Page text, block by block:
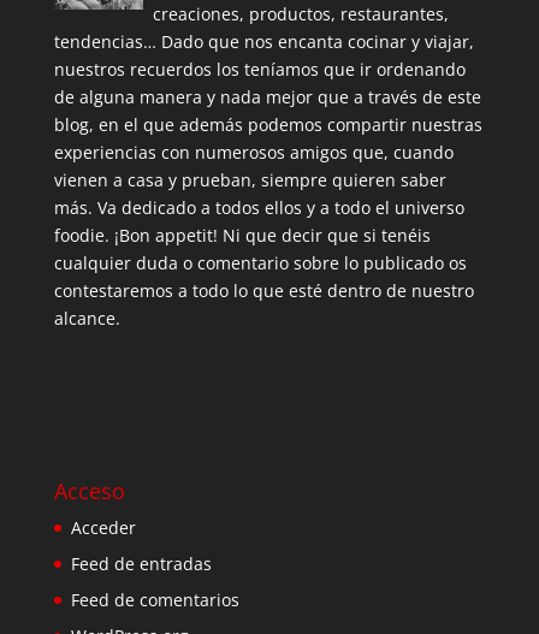
creaciones, productos, restaurantes,
tendencias… Dado que nos encanta cocinar y viajar,
nuestros recuerdos los teníamos que ir ordenando
de alguna manera y nada mejor que a través de este
blog, en el que además podemos compartir nuestras
experiencias con numerosos amigos que, cuando
vienen a casa y prueban, siempre quieren saber
más. Va dedicado a todos ellos y a todo el universo
foodie. ¡Bon appetit! Ni que decir que si tenéis
cualquier duda o comentario sobre lo publicado os
contestaremos a todo lo que esté dentro de nuestro
alcance.
Acceso
Acceder
Feed de entradas
Feed de comentarios